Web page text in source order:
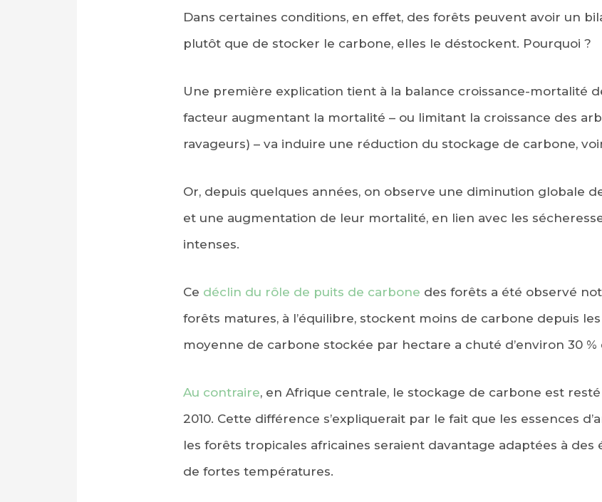
Dans certaines conditions, en effet, des forêts peuvent avoir un
plutôt que de stocker le carbone, elles le déstockent. Pourquoi ?
Une première explication tient à la balance croissance-mortalité
facteur augmentant la mortalité – ou limitant la croissance des
ravageurs) – va induire une réduction du stockage de carbone,
Or, depuis quelques années, on observe une diminution globale
et une augmentation de leur mortalité, en lien avec les
intenses.
Ce déclin du rôle de puits de carbone des forêts a été observé
forêts matures, à l’équilibre, stockent moins de carbone depuis les
moyenne de carbone stockée par hectare a chuté d’environ 30 %
Au contraire, en Afrique centrale, le stockage de carbone est
2010. Cette différence s’expliquerait par le fait que les essences
les forêts tropicales africaines seraient davantage adaptées à des
de fortes températures.